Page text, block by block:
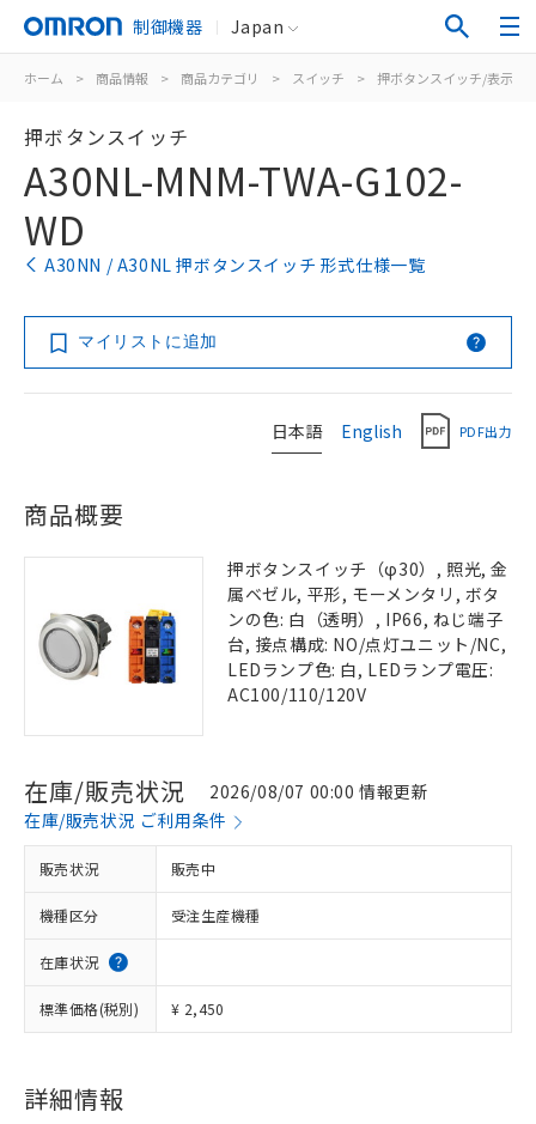
制御機器 Japan
ホーム > 商品情報 > 商品カテゴリ > スイッチ > 押ボタンスイッチ/表示灯
押ボタンスイッチ
A30NL-MNM-TWA-G102-
WD
A30NN / A30NL 押ボタンスイッチ 形式仕様一覧
マイリストに追加
日本語 English PDF出力
商品概要
押ボタンスイッチ（φ30）, 照光, 金
属ベゼル, 平形, モーメンタリ, ボタ
ンの色: 白（透明）, IP66, ねじ端子
台, 接点構成: NO/点灯ユニット/NC,
LEDランプ色: 白, LEDランプ電圧:
AC100/110/120V
在庫/販売状況
2026/08/07 00:00 情報更新
在庫/販売状況 ご利用条件
販売状況 販売中
機種区分 受注生産機種
在庫状況
標準価格(税別) ¥ 2,450
詳細情報